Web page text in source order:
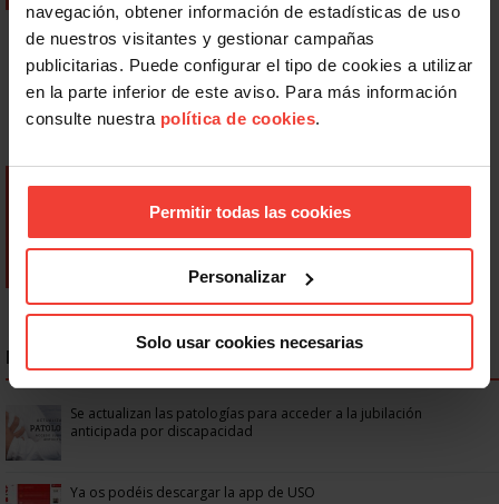
navegación, obtener información de estadísticas de uso
de nuestros visitantes y gestionar campañas
publicitarias. Puede configurar el tipo de cookies a utilizar
en la parte inferior de este aviso. Para más información
consulte nuestra política de cookies.
Permitir todas las cookies
Personalizar
Solo usar cookies necesarias
NOTICIAS MÁS LEÍDAS
Se actualizan las patologías para acceder a la jubilación
anticipada por discapacidad
Ya os podéis descargar la app de USO